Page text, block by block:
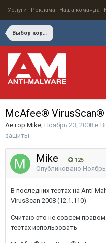
Услуги Реклама Наша команда
Выбор корпоративных средств защиты
McAfee® VirusScan®
Автор Mike, Ноябрь 23, 2008 в
защиты
Mike 125
Опубликовано
В последних тестах на Anti-
VirusScan 2008 (12.1.110)
Считаю это не совсем
тестах использовать